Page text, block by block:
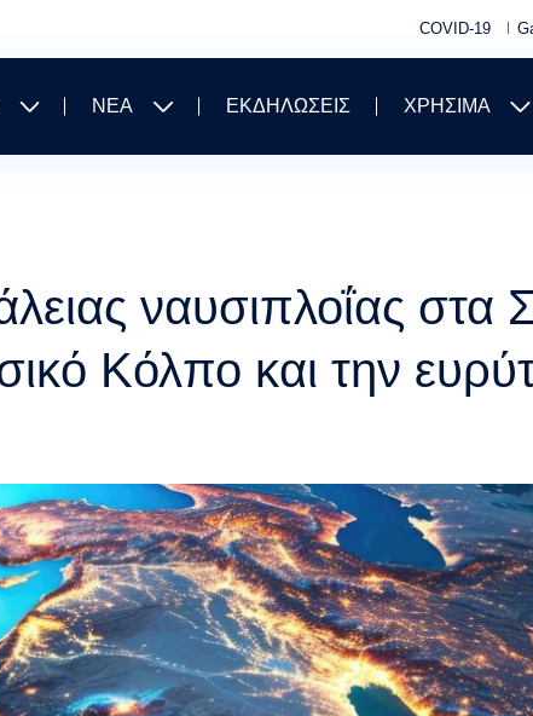
COVID-19
ΝΕΑ ΕΚΔΗΛΩΣΕΙΣ ΧΡΗΣΙΜΑ
ναυσιπλοΐας στα
Κόλπο και την